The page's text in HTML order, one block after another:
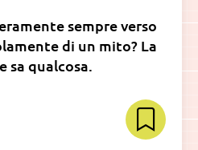
sempre verso
di un mito? La
sa qualcosa.